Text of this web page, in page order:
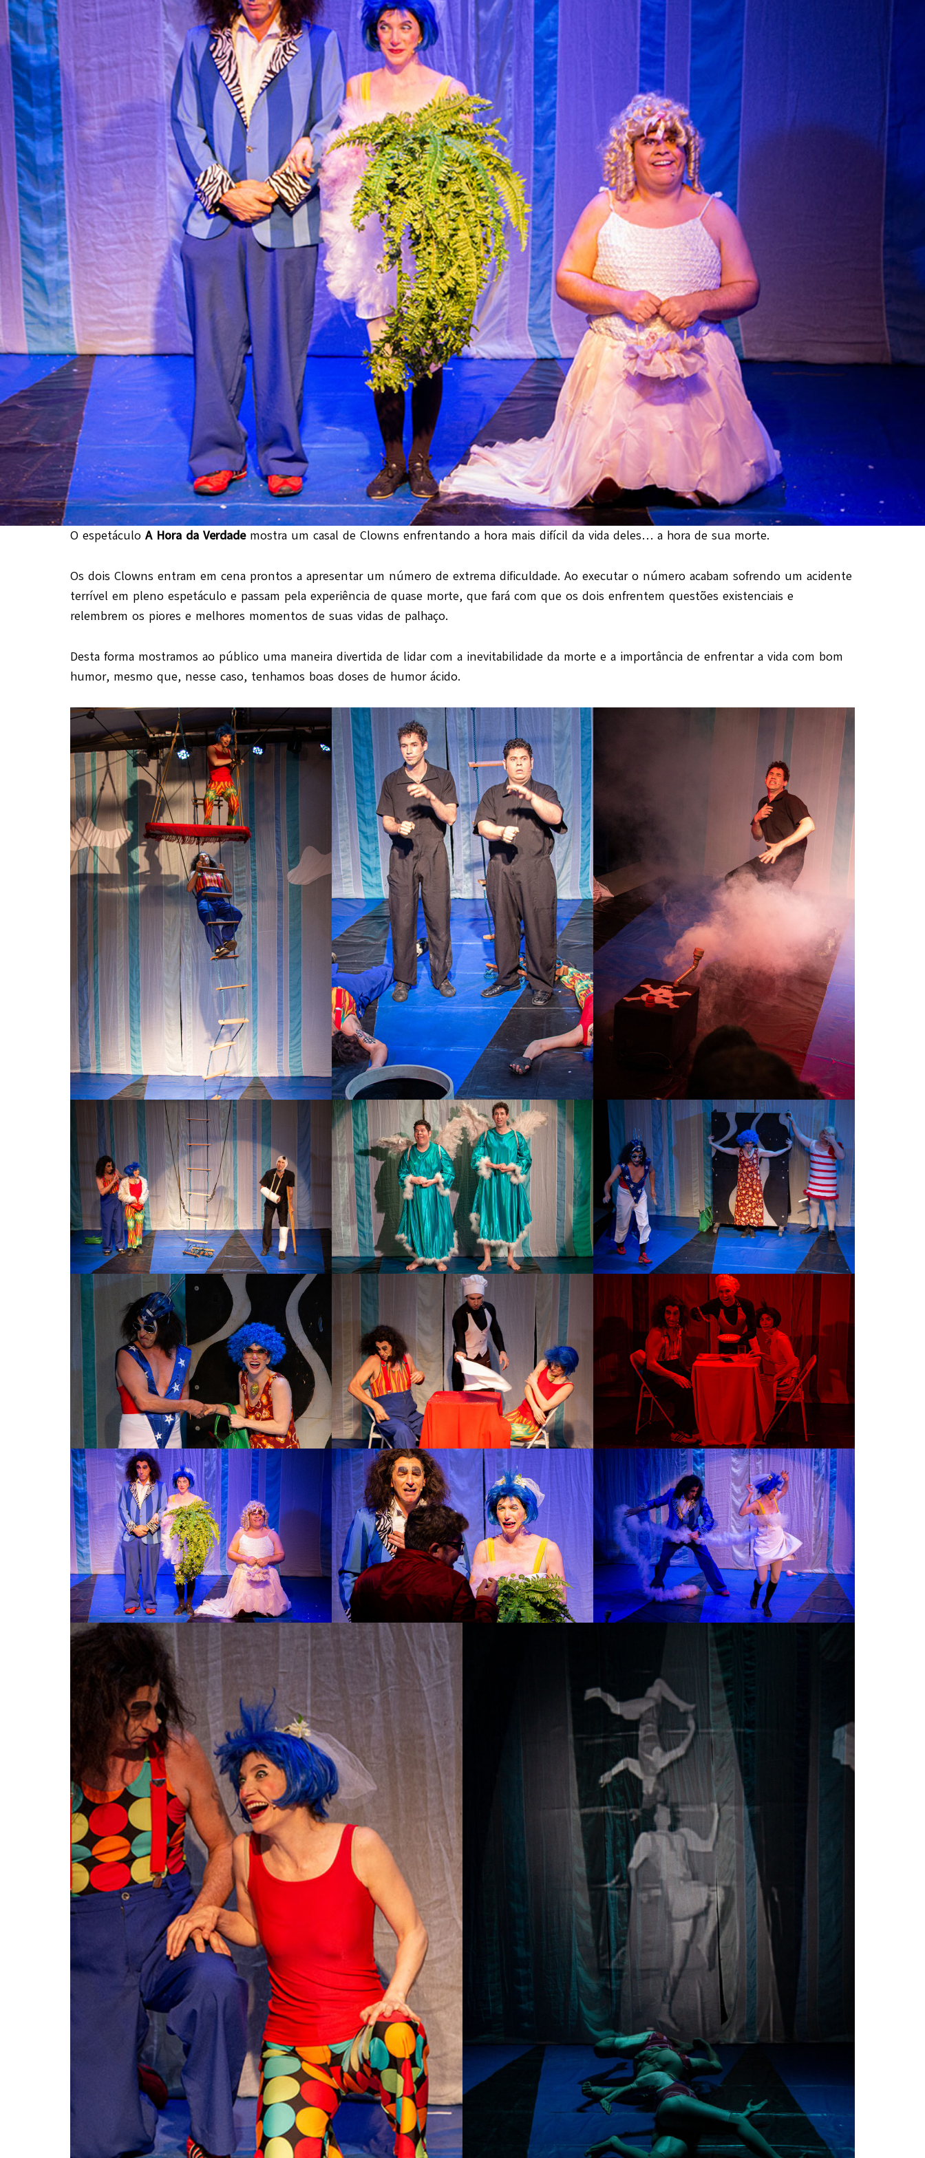
O espetáculo A Hora da Verdade mostra um casal de Clowns enfrentando a hora mais difícil da vida deles… a hora de sua morte.
Os dois Clowns entram em cena prontos a apresentar um número de extrema dificuldade. Ao executar o número acabam sofrendo um acidente
terrível em pleno espetáculo e passam pela experiência de quase morte, que fará com que os dois enfrentem questões existenciais e
relembrem os piores e melhores momentos de suas vidas de palhaço.
Desta forma mostramos ao público uma maneira divertida de lidar com a inevitabilidade da morte e a importância de enfrentar a vida com bom
humor, mesmo que, nesse caso, tenhamos boas doses de humor ácido.